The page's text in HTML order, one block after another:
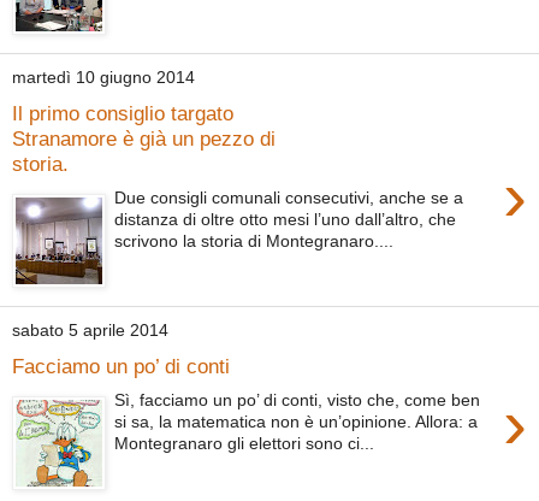
martedì 10 giugno 2014
Il primo consiglio targato
Stranamore è già un pezzo di
storia.
›
Due consigli comunali consecutivi, anche se a
distanza di oltre otto mesi l’uno dall’altro, che
scrivono la storia di Montegranaro....
sabato 5 aprile 2014
Facciamo un po’ di conti
›
Sì, facciamo un po’ di conti, visto che, come ben
si sa, la matematica non è un’opinione. Allora: a
Montegranaro gli elettori sono ci...